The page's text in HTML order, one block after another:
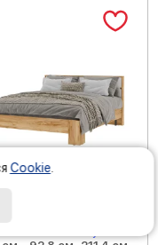
Cookie